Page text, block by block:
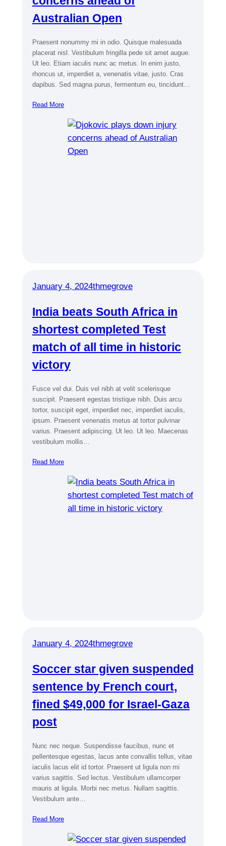
Australian Open
Praesent nonummy mi in odio. Quisque malesuada
placerat nisl. Vestibulum fringilla pede sit amet augue.
Ut leo. Etiam iaculis nunc ac metus. In enim justo,
rhoncus ut, imperdiet a, venenatis vitae, justo. Cras
dapibus. Sed magna purus, fermentum eu, tincidunt…
Read More
January 4, 2024thmegrove
India beats South Africa in
shortest completed Test
match of all time in historic
victory
Fusce vel dui. Duis vel nibh at velit scelerisque
suscipit. Praesent egestas tristique nibh. Duis arcu
tortor, suscipit eget, imperdiet nec, imperdiet iaculis,
ipsum. Praesent venenatis metus at tortor pulvinar
varius. Praesent adipiscing. Ut leo. Ut leo. Maecenas
vestibulum mollis…
Read More
January 4, 2024thmegrove
Soccer star given suspended
sentence by French court,
fined $49,000 for Israel-Gaza
post
Nunc nec neque. Suspendisse faucibus, nunc et
pellentesque egestas, lacus ante convallis tellus, vitae
iaculis lacus elit id tortor. Praesent ut ligula non mi
varius sagittis. Sed lectus. Vestibulum ullamcorper
mauris at ligula. Morbi nec metus. Nullam sagittis.
Vestibulum ante…
Read More